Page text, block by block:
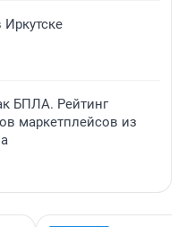
БПЛА. Рейтинг
маркетплейсов из